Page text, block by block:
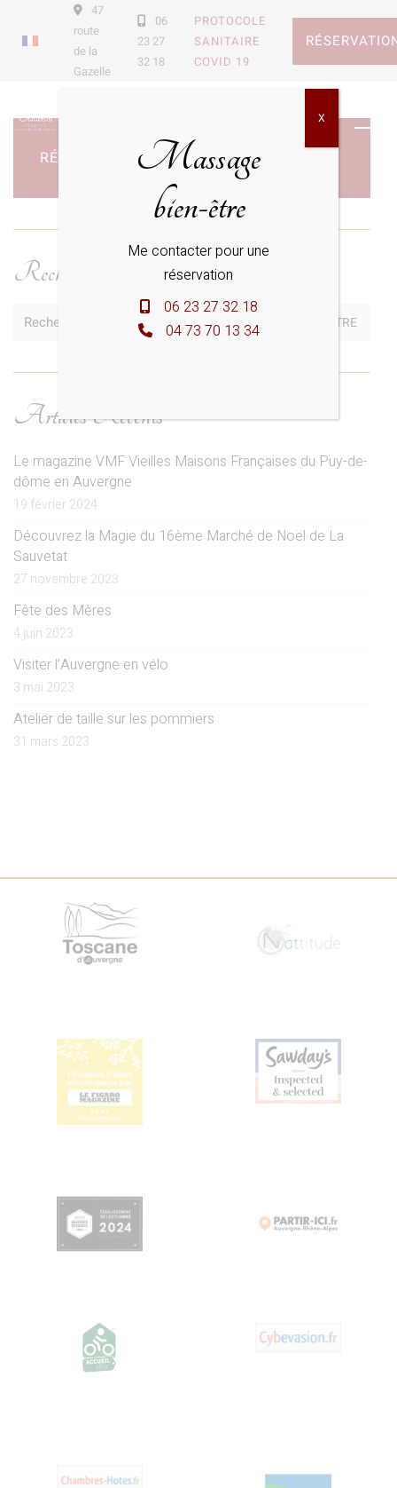
47
route
de la
Gazelle
06
23 27
32 18
PROTOCOLE
SANITAIRE
COVID 19
RÉSERVER VOTRE CHAMBRE
Rechercher
Recherche:
Articles Récents
Le magazine VMF Vieilles Maisons Françaises du Puy-de-
dôme en Auvergne
19 février 2024
Découvrez la Magie du 16ème Marché de Noël de La
Sauvetat
27 novembre 2023
Fête des Mères
4 juin 2023
Visiter l’Auvergne en vélo
3 mai 2023
Atelier de taille sur les pommiers
31 mars 2023
Massage
bien-être
Me contacter pour une
réservation
06 23 27 32 18
04 73 70 13 34
X